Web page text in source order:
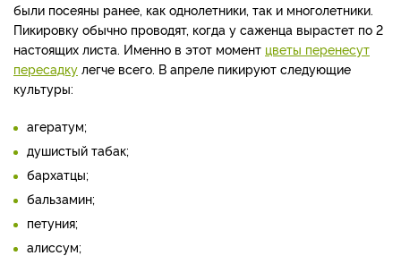
были посеяны ранее, как однолетники, так и многолетники.
Пикировку обычно проводят, когда у саженца вырастет по 2
настоящих листа. Именно в этот момент цветы перенесут
пересадку легче всего. В апреле пикируют следующие
культуры:
агератум;
душистый табак;
бархатцы;
бальзамин;
петуния;
алиссум;